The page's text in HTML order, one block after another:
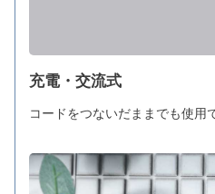
充電・交流式
コードをつないだままでも使用